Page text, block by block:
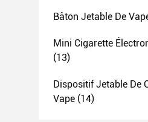
Bâton Jetable De
Mini Cigarette
(13)
Dispositif Jetable De
Vape (14)